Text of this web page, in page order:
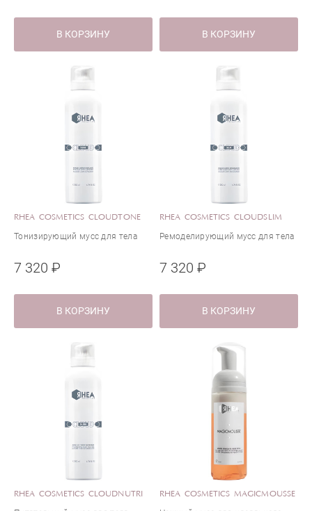
В КОРЗИНУ В КОРЗИНУ
RHEA COSMETICS CLOUDTONE
Тонизирующий мусс для тела
7 320 ₽
В КОРЗИНУ
RHEA COSMETICS CLOUDSLIM
Ремоделирующий мусс для тела
7 320 ₽
В КОРЗИНУ
RHEA COSMETICS CLOUDNUTRI RHEA COSMETICS MAGICMOUSSE